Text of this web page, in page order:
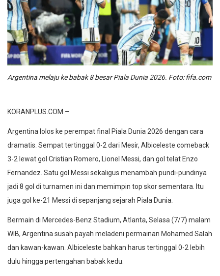
Argentina melaju ke babak 8 besar Piala Dunia 2026. Foto: fifa.com
KORANPLUS.COM –
Argentina lolos ke perempat final Piala Dunia 2026 dengan cara
dramatis. Sempat tertinggal 0-2 dari Mesir, Albiceleste comeback
3-2 lewat gol Cristian Romero, Lionel Messi, dan gol telat Enzo
Fernandez. Satu gol Messi sekaligus menambah pundi-pundinya
jadi 8 gol di turnamen ini dan memimpin top skor sementara. Itu
juga gol ke-21 Messi di sepanjang sejarah Piala Dunia.
Bermain di Mercedes-Benz Stadium, Atlanta, Selasa (7/7) malam
WIB, Argentina susah payah meladeni permainan Mohamed Salah
dan kawan-kawan. Albiceleste bahkan harus tertinggal 0-2 lebih
dulu hingga pertengahan babak kedu.